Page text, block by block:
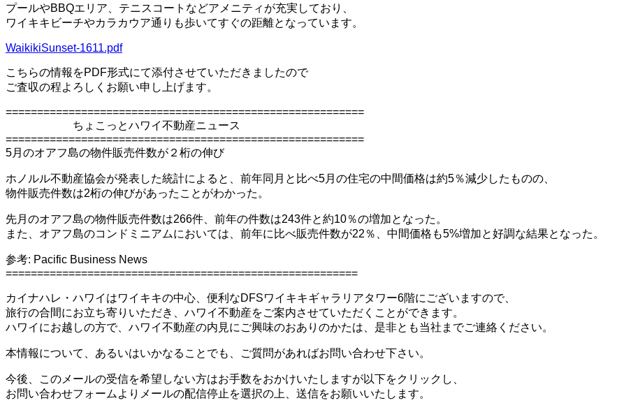
プールやBBQエリア、テニスコートなどアメニティが充実しており、
ワイキキビーチやカラカウア通りも歩いてすぐの距離となっています。
WaikikiSunset-1611.pdf
こちらの情報をPDF形式にて添付させていただきましたので
ご査収の程よろしくお願い申し上げます。
=========================================================
ちょこっとハワイ不動産ニュース
=========================================================
5月のオアフ島の物件販売件数が２桁の伸び
ホノルル不動産協会が発表した統計によると、前年同月と比べ5月の住宅の中間価格は約5％減少したものの、
物件販売件数は2桁の伸びがあったことがわかった。
先月のオアフ島の物件販売件数は266件、前年の件数は243件と約10％の増加となった。
また、オアフ島のコンドミニアムにおいては、前年に比べ販売件数が22％、中間価格も5%増加と好調な結果となった。
参考: Pacific Business News
========================================================
カイナハレ・ハワイはワイキキの中心、便利なDFSワイキキギャラリアタワー6階にございますので、
旅行の合間にお立ち寄りいただき、ハワイ不動産をご案内させていただくことができます。
ハワイにお越しの方で、ハワイ不動産の内見にご興味のおありのかたは、是非とも当社までご連絡ください。
本情報について、あるいはいかなることでも、ご質問があればお問い合わせ下さい。
今後、このメールの受信を希望しない方はお手数をおかけいたしますが以下をクリックし、
お問い合わせフォームよりメールの配信停止を選択の上、送信をお願いいたします。